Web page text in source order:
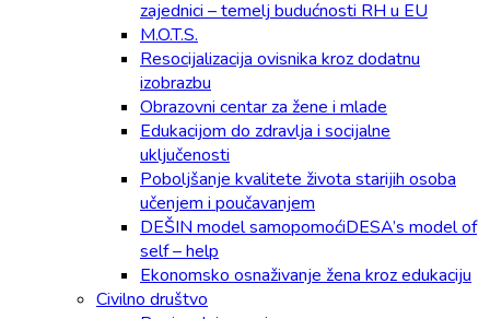
zajednici – temelj budućnosti RH u EU
M.O.T.S.
Resocijalizacija ovisnika kroz dodatnu
izobrazbu
Obrazovni centar za žene i mlade
Edukacijom do zdravlja i socijalne
uključenosti
Poboljšanje kvalitete života starijih osoba
učenjem i poučavanjem
DEŠIN model samopomoćiDESA’s model of
self – help
Ekonomsko osnaživanje žena kroz edukaciju
Civilno društvo